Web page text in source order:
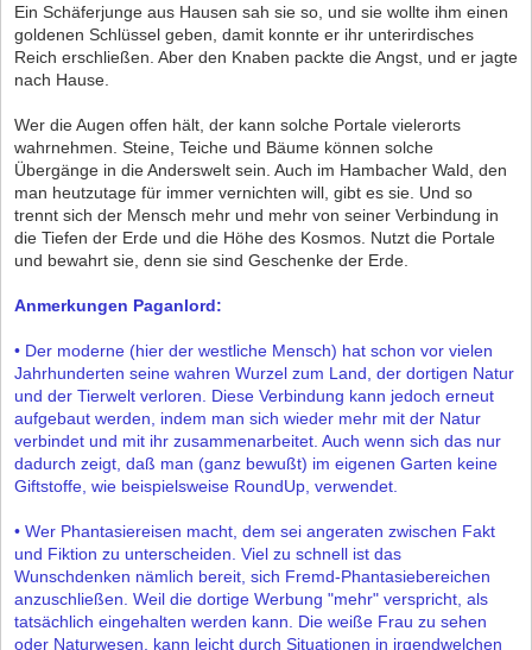
Ein Schäferjunge aus Hausen sah sie so, und sie wollte ihm einen
goldenen Schlüssel geben, damit konnte er ihr unterirdisches
Reich erschließen. Aber den Knaben packte die Angst, und er jagte
nach Hause.
Wer die Augen offen hält, der kann solche Portale vielerorts
wahrnehmen. Steine, Teiche und Bäume können solche
Übergänge in die Anderswelt sein. Auch im Hambacher Wald, den
man heutzutage für immer vernichten will, gibt es sie. Und so
trennt sich der Mensch mehr und mehr von seiner Verbindung in
die Tiefen der Erde und die Höhe des Kosmos. Nutzt die Portale
und bewahrt sie, denn sie sind Geschenke der Erde.
Anmerkungen Paganlord:
• Der moderne (hier der westliche Mensch) hat schon vor vielen
Jahrhunderten seine wahren Wurzel zum Land, der dortigen Natur
und der Tierwelt verloren. Diese Verbindung kann jedoch erneut
aufgebaut werden, indem man sich wieder mehr mit der Natur
verbindet und mit ihr zusammenarbeitet. Auch wenn sich das nur
dadurch zeigt, daß man (ganz bewußt) im eigenen Garten keine
Giftstoffe, wie beispielsweise RoundUp, verwendet.
• Wer Phantasiereisen macht, dem sei angeraten zwischen Fakt
und Fiktion zu unterscheiden. Viel zu schnell ist das
Wunschdenken nämlich bereit, sich Fremd-Phantasiebereichen
anzuschließen. Weil die dortige Werbung "mehr" verspricht, als
tatsächlich eingehalten werden kann. Die weiße Frau zu sehen
oder Naturwesen, kann leicht durch Situationen in irgendwelchen